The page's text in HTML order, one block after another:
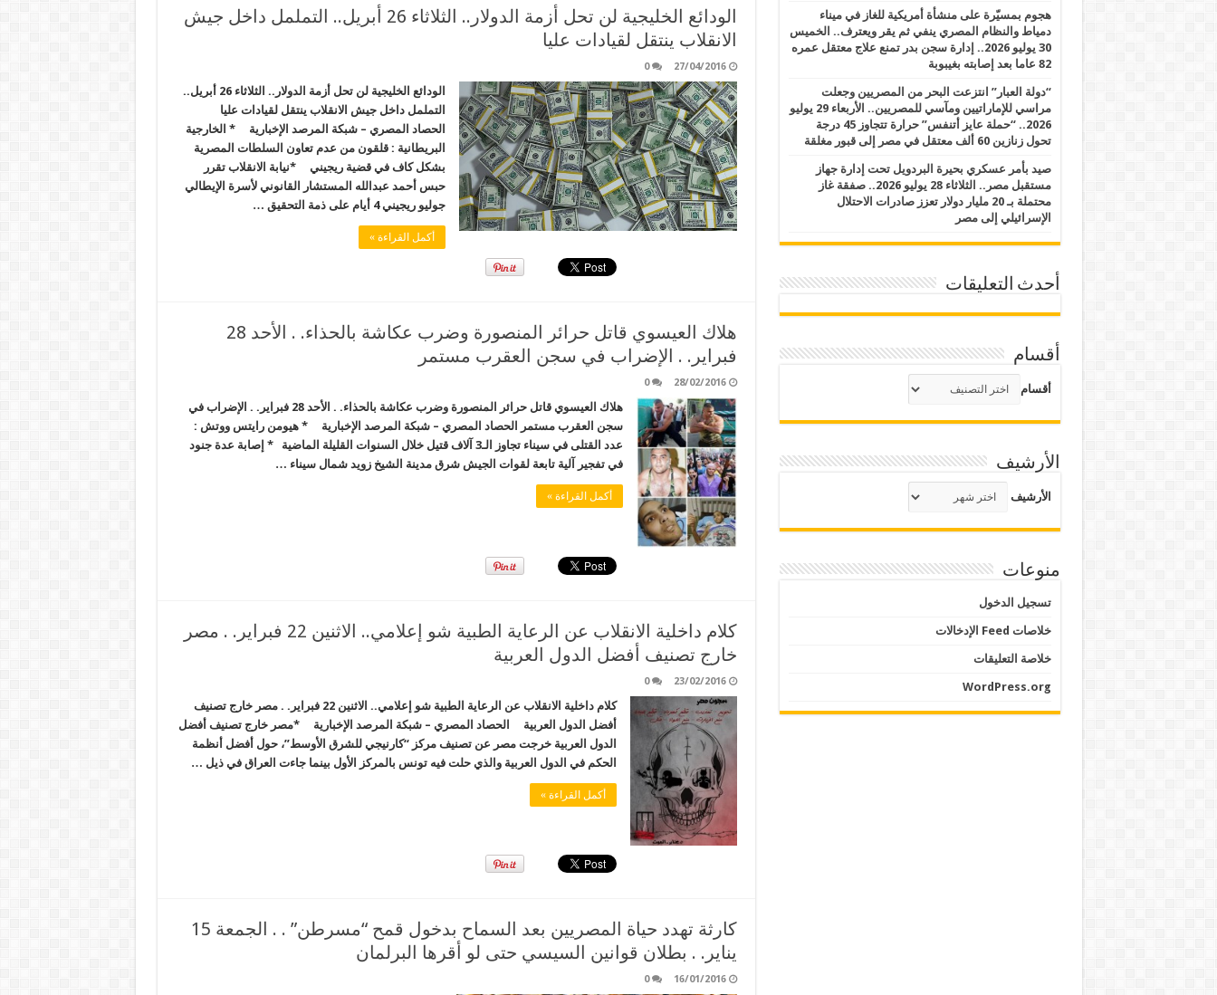
الودائع الخليجية لن تحل أزمة الدولار.. الثلاثاء 26 أبريل.. التململ داخل جيش
الانقلاب ينتقل لقيادات عليا
27/04/2016
0
الودائع الخليجية لن تحل أزمة الدولار.. الثلاثاء 26 أبريل..
التململ داخل جيش الانقلاب ينتقل لقيادات عليا
الحصاد المصري – شبكة المرصد الإخبارية * الخارجية
البريطانية : قلقون من عدم تعاون السلطات المصرية
بشكل كاف في قضية ريجيني *نيابة الانقلاب تقرر
حبس أحمد عبدالله المستشار القانوني لأسرة الإيطالي
جوليو ريجيني 4 أيام على ذمة التحقيق …
أكمل القراءة »
هلاك العيسوي قاتل حرائر المنصورة وضرب عكاشة بالحذاء. . الأحد 28
فبراير. . الإضراب في سجن العقرب مستمر
28/02/2016
0
هلاك العيسوي قاتل حرائر المنصورة وضرب عكاشة بالحذاء. . الأحد 28 فبراير. . الإضراب في
سجن العقرب مستمر الحصاد المصري – شبكة المرصد الإخبارية * هيومن رايتس ووتش :
عدد القتلى في سيناء تجاوز الـ3 آلاف قتيل خلال السنوات القليلة الماضية * إصابة عدة جنود
في تفجير آلية تابعة لقوات الجيش شرق مدينة الشيخ زويد شمال سيناء …
أكمل القراءة »
كلام داخلية الانقلاب عن الرعاية الطبية شو إعلامي.. الاثنين 22 فبراير. . مصر
خارج تصنيف أفضل الدول العربية
23/02/2016
0
كلام داخلية الانقلاب عن الرعاية الطبية شو إعلامي.. الاثنين 22 فبراير. . مصر خارج تصنيف
أفضل الدول العربية الحصاد المصري – شبكة المرصد الإخبارية *مصر خارج تصنيف أفضل
الدول العربية خرجت مصر عن تصنيف مركز “كارنيجي للشرق الأوسط”، حول أفضل أنظمة
الحكم في الدول العربية والذي حلت فيه تونس بالمركز الأول بينما جاءت العراق في ذيل …
أكمل القراءة »
كارثة تهدد حياة المصريين بعد السماح بدخول قمح “مسرطن” . . الجمعة 15
يناير. . بطلان قوانين السيسي حتى لو أقرها البرلمان
16/01/2016
0
هجوم بمسيّرة على منشأة أمريكية للغاز في ميناء
دمياط والنظام المصري ينفي ثم يقر ويعترف.. الخميس
30 يوليو 2026.. إدارة سجن بدر تمنع علاج معتقل عمره
82 عاما بعد إصابته بغيبوبة
“دولة العبار” انتزعت البحر من المصريين وجعلت
مراسي للإماراتيين ومآسي للمصريين.. الأربعاء 29 يوليو
2026.. “حملة عايز أتنفس” حرارة تتجاوز 45 درجة
تحول زنازين 60 ألف معتقل في مصر إلى قبور مغلقة
صيد بأمر عسكري بحيرة البردويل تحت إدارة جهاز
مستقبل مصر.. الثلاثاء 28 يوليو 2026.. صفقة غاز
محتملة بـ 20 مليار دولار تعزز صادرات الاحتلال
الإسرائيلي إلى مصر
أحدث التعليقات
أقسام
أقسام
الأرشيف
الأرشيف
منوعات
تسجيل الدخول
خلاصات Feed الإدخالات
خلاصة التعليقات
WordPress.org